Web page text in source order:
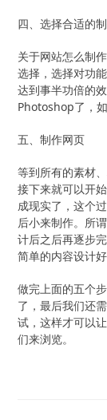
四、选择合适的
关于网站怎么制
选择，选择对功
达到事半功倍的
Photoshop了，
五、制作网页
等到所有的素材
接下来就可以开
成现实了，这个
后小来制作。所
计后之后再逐步
简单的内容设计
做完上面的五个
了，最后我们还
试，这样才可以
们来浏览。